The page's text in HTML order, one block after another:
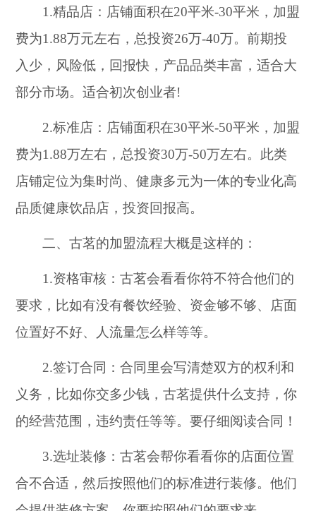
1.精品店：店铺面积在20平米-30平米，加盟
费为1.88万元左右，总投资26万-40万。前期投
入少，风险低，回报快，产品品类丰富，适合大
部分市场。适合初次创业者!
2.标准店：店铺面积在30平米-50平米，加盟
费为1.88万左右，总投资30万-50万左右。此类
店铺定位为集时尚、健康多元为一体的专业化高
品质健康饮品店，投资回报高。
二、古茗的加盟流程大概是这样的：
1.资格审核：古茗会看看你符不符合他们的
要求，比如有没有餐饮经验、资金够不够、店面
位置好不好、人流量怎么样等等。
2.签订合同：合同里会写清楚双方的权利和
义务，比如你交多少钱，古茗提供什么支持，你
的经营范围，违约责任等等。要仔细阅读合同！
3.选址装修：古茗会帮你看看你的店面位置
合不合适，然后按照他们的标准进行装修。他们